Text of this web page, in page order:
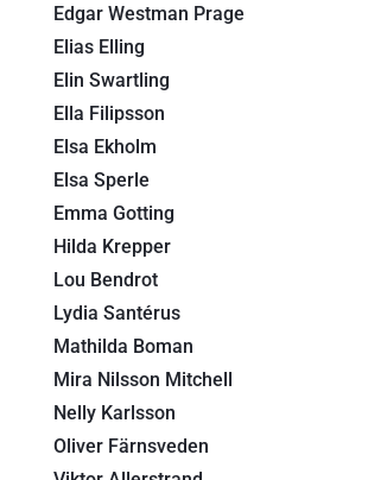
Edgar Westman Prage
Elias Elling
Elin Swartling
Ella Filipsson
Elsa Ekholm
Elsa Sperle
Emma Gotting
Hilda Krepper
Lou Bendrot
Lydia Santérus
Mathilda Boman
Mira Nilsson Mitchell
Nelly Karlsson
Oliver Färnsveden